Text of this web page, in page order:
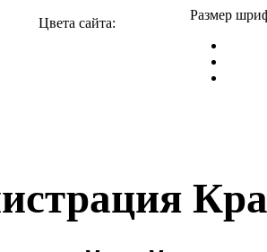
Цвета сайта:
Размер